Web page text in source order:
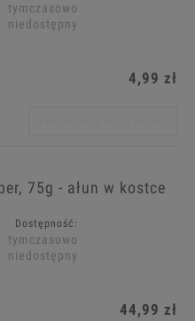
tymczasowo
niedostępny
4,99 zł
75g - ałun w kostce
Dostępność:
tymczasowo
niedostępny
44,99 zł